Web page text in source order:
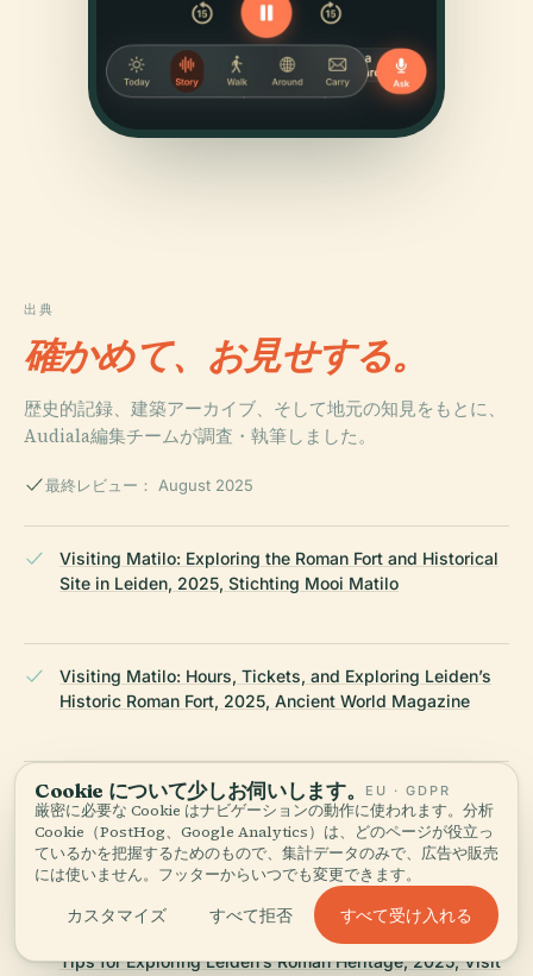
出典
確かめて、お見せする。
歴史的記録、建築アーカイブ、そして地元の知見をもとに、
Audiala編集チームが調査・執筆しました。
最終レビュー： August 2025
Visiting Matilo: Exploring the Roman Fort and Historical
Site in Leiden, 2025, Stichting Mooi Matilo
Visiting Matilo: Hours, Tickets, and Exploring Leiden’s
Historic Roman Fort, 2025, Ancient World Magazine
Visiting Archaeological Park Matilo in Leiden: Hours,
Tickets, and Historical Highlights, 2025, Archeology
Travel
Visiting Archaeological Park Matilo: Hours, Tickets, and
Tips for Exploring Leiden’s Roman Heritage, 2025, Visit
Cookie について少しお伺いします。 EU · GDPR
厳密に必要な Cookie はナビゲーションの動作に使われます。分析
Cookie（PostHog、Google Analytics）は、どのページが役立っ
ているかを把握するためのもので、集計データのみで、広告や販売
には使いません。フッターからいつでも変更できます。
カスタマイズ すべて拒否 すべて受け入れる